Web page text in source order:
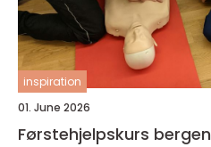
inspiration
01. June 2026
Førstehjelpskurs bergen kunnskap som